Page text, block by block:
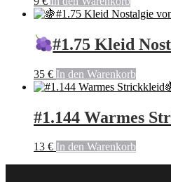
#1.75 Kleid
35 € In den Warenkorb
#1.144 Warmes
13 € In den Warenkorb